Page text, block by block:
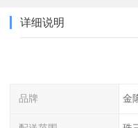
详细说明
品牌 金